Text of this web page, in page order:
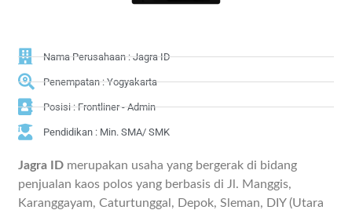
Nama Perusahaan : Jagra ID
Penempatan : Yogyakarta
Posisi : Frontliner - Admin
Pendidikan : Min. SMA/ SMK
Jagra ID merupakan usaha yang bergerak di bidang
penjualan kaos polos yang berbasis di Jl. Manggis,
Karanggayam, Caturtunggal, Depok, Sleman, DIY (Utara